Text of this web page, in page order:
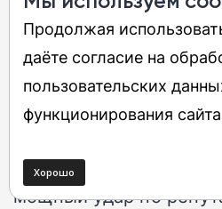
Galaxy S26Ultra с
HP2, который
году. Для корейского
важно обновить свои
OPPO первой получит
мощный удар по
Продолжая
даёте согласие на
пользовательских
функционирования